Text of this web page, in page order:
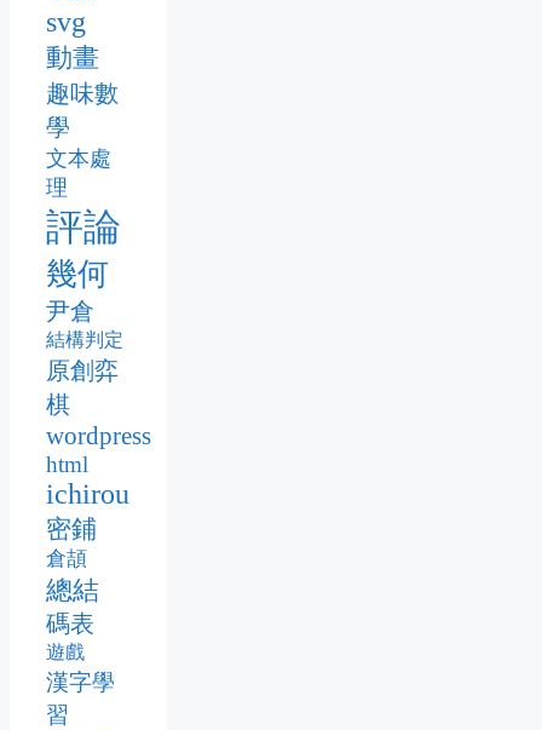
svg
動畫
趣味數
學
文本處
理
評論
幾何
尹倉
結構判定
原創弈
棋
wordpress
html
ichirou
密鋪
倉頡
總結
碼表
遊戲
漢字學
習